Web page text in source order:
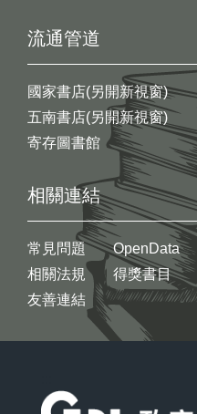
流通管道
國家書店(另開新視窗)
五南書店(另開新視窗)
寄存圖書館
相關連結
常見問題
相關法規
友善連結
OpenData
得獎書目